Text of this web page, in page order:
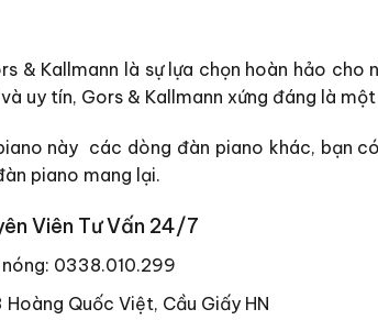
& Kallmann là sự lựa chọn hoàn hảo
uy tín, Gors & Kallmann xứng đáng là
này các dòng đàn piano khác, bạn
piano mang lại.
Viên Tư Vấn 24/7
0338.010.299
Quốc Việt, Cầu Giấy HN